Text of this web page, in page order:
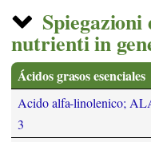
nutrienti in
Ácidos grasos esenciales
Acido alfa-linolenico;
3